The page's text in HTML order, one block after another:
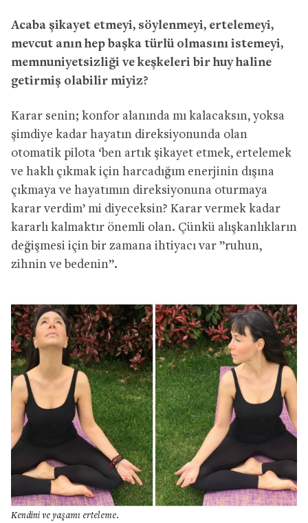
Acaba şikayet etmeyi, söylenmeyi, ertelemeyi,
mevcut anın hep başka türlü olmasını istemeyi,
memnuniyetsizliği ve keşkeleri bir huy haline
getirmiş olabilir miyiz?
Karar senin; konfor alanında mı kalacaksın, yoksa
şimdiye kadar hayatın direksiyonunda olan
otomatik pilota ‘ben artık şikayet etmek, ertelemek
ve haklı çıkmak için harcadığım enerjinin dışına
çıkmaya ve hayatımın direksiyonuna oturmaya
karar verdim’ mi diyeceksin? Karar vermek kadar
kararlı kalmaktır önemli olan. Çünkü alışkanlıkların
değişmesi için bir zamana ihtiyacı var ”ruhun,
zihnin ve bedenin”.
Kendini ve yaşamı erteleme.